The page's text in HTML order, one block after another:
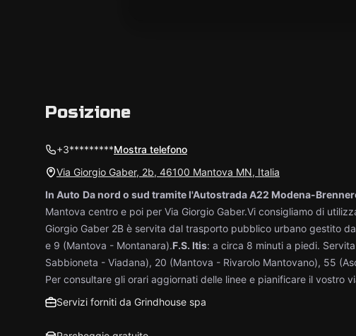
Posizione
+3*********Mostra telefono
Via Giorgio Gaber, 2b, 46100 Mantova MN, Italia
In Auto Da nord o sud tramite l'Autostrada A22 Modena-
Mantova centro e poi per Via Giorgio Gaber.​ Vi consigliamo di
Giorgio Gaber 2B è servita dal trasporto pubblico urbano gestito
e 9 (Mantova - Montanara).​F.S. Itis: a circa 8 minuti a piedi.
Sabbioneta - Viadana), 20 (Mantova - Rivarolo Mantovano), 55
Per consultare gli orari aggiornati delle linee e pianificare il vostro
Servizi forniti da Grindhouse spa